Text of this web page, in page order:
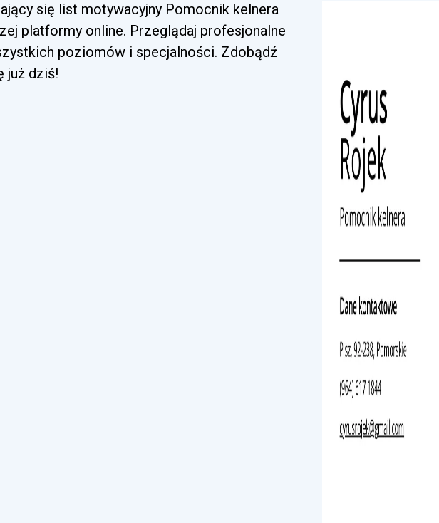
się list motywacyjny Pomocnik kelnera
platformy online. Przeglądaj profesjonalne
poziomów i specjalności. Zdobądź
już dziś!